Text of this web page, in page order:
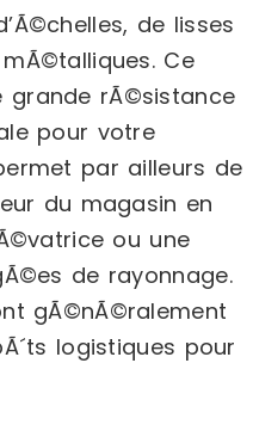
de lisses
Ce
rÃ©sistance
pour votre
par ailleurs de
du magasin en
ou une
de rayonnage.
gÃ©nÃ©ralement
logistiques pour